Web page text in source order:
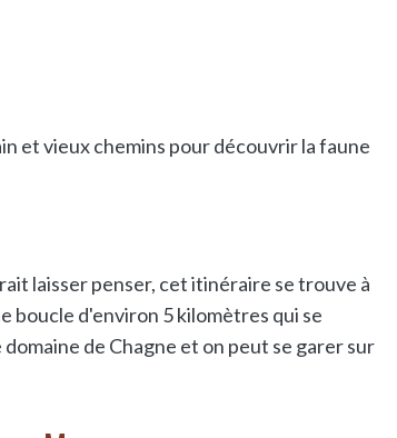
et vieux chemins pour découvrir la faune
laisser penser, cet itinéraire se trouve à
boucle d'environ 5 kilomètres qui se
de Chagne et on peut se garer sur